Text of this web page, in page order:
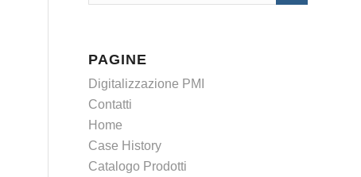
PAGINE
Digitalizzazione PMI
Contatti
Home
Case History
Catalogo Prodotti